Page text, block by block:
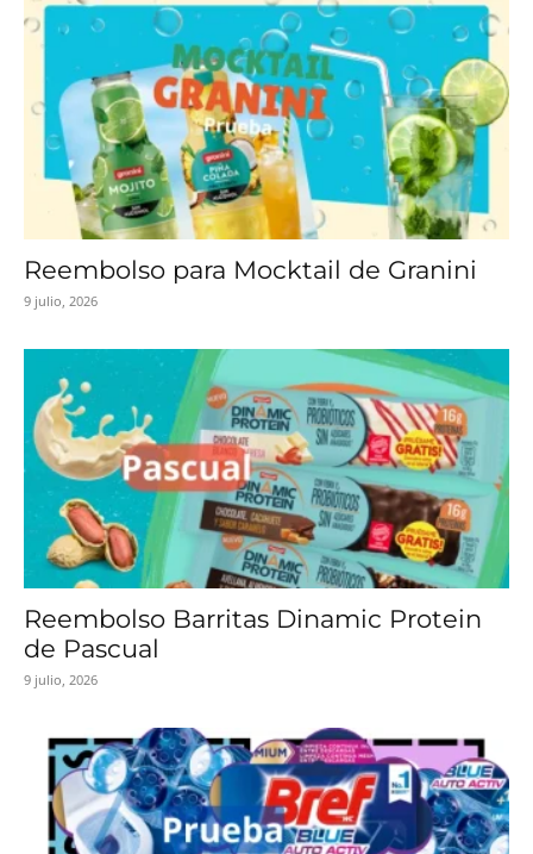
Reembolso para Mocktail de Granini
9 julio, 2026
Reembolso Barritas Dinamic Protein
de Pascual
9 julio, 2026